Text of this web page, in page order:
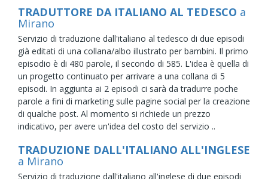
TRADUTTORE DA ITALIANO AL TEDESCO a
Mirano
Servizio di traduzione dall'italiano al tedesco di due episodi
già editati di una collana/albo illustrato per bambini. Il primo
episodio è di 480 parole, il secondo di 585. L'idea è quella di
un progetto continuato per arrivare a una collana di 5
episodi. In aggiunta ai 2 episodi ci sarà da tradurre poche
parole a fini di marketing sulle pagine social per la creazione
di qualche post. Al momento si richiede un prezzo
indicativo, per avere un'idea del costo del servizio ..
TRADUZIONE DALL'ITALIANO ALL'INGLESE
a Mirano
Servizio di traduzione dall'italiano all'inglese di due episodi